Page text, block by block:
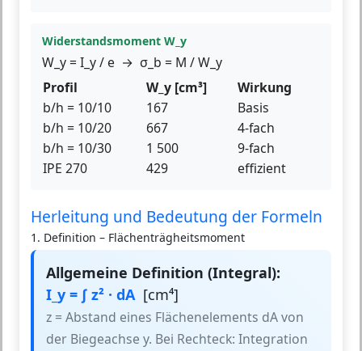
Widerstandsmoment W_y
W_y = I_y / e → σ_b = M / W_y
Profil
W_y [cm³]
Wirkung
b/h = 10/10
167
Basis
b/h = 10/20
667
4-fach
b/h = 10/30
1 500
9-fach
IPE 270
429 effizient
Herleitung und Bedeutung der Formeln
1. Definition – Flächenträgheitsmoment
Allgemeine Definition (Integral):
I_y = ∫ z² · dA[cm⁴]
z = Abstand eines Flächenelements dA von
der Biegeachse y. Bei Rechteck: Integration